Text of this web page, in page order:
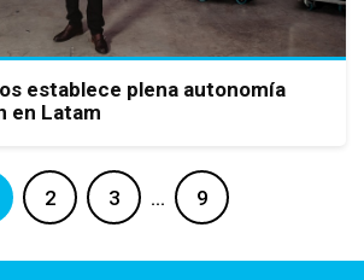
establece plena autonomía
en Latam
2 3 … 9